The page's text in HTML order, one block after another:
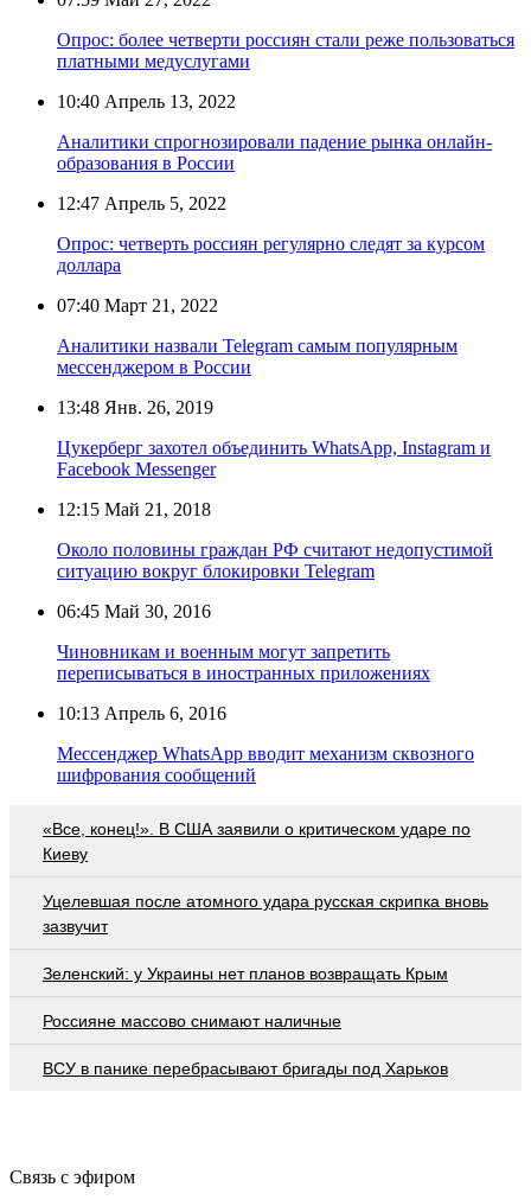
Опрос: более четверти россиян стали реже пользоваться
платными медуслугами
10:40 Апрель 13, 2022
Аналитики спрогнозировали падение рынка онлайн-
образования в России
12:47 Апрель 5, 2022
Опрос: четверть россиян регулярно следят за курсом
доллара
07:40 Март 21, 2022
Аналитики назвали Telegram самым популярным
мессенджером в России
13:48 Янв. 26, 2019
Цукерберг захотел объединить WhatsApp, Instagram и
Facebook Messenger
12:15 Май 21, 2018
Около половины граждан РФ считают недопустимой
ситуацию вокруг блокировки Telegram
06:45 Май 30, 2016
Чиновникам и военным могут запретить
переписываться в иностранных приложениях
10:13 Апрель 6, 2016
Мессенджер WhatsApp вводит механизм сквозного
шифрования сообщений
«Все, конец!». В США заявили о критическом ударе по
Киеву
Уцелевшая после атомного удара русская скрипка вновь
зазвучит
Зеленский: у Украины нет планов возвращать Крым
Россияне массово снимают наличные
ВСУ в панике перебрасывают бригады под Харьков
Связь с эфиром